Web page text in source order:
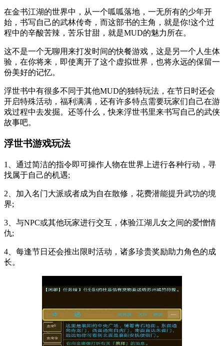
在金书江湖的世界中，从一个呱呱落地，一无所有的少年开
始，书写自己的武林传奇，而这部书的主角，就是你!这个过
程中的辛酸苦辣，苦乐甘甜，就是MUD的魅力所在。
这不是一个无聊用来打发时间的快餐游戏，这是另一个人生体
验，在你将来，即使离开了这个虚拟世界，也将永远的保留一
份美好的记忆。
浮世书中有很多不同于其他MUD的独特玩法，在节日时还会
开启特殊活动，福利满满，还有许多特点需要玩家们自己在游
戏过程中去发掘。还等什么，快来浮世书里来书写自己的武侠
故事吧。
浮世书游戏玩法
1、通过简洁的指令即可操作人物在世界上进行各种行动，寻
找属于自己的机遇;
2、加入名门大派或者成为自在散修，花费潜能提升武功的境
界;
3、与NPC或其他玩家进行交互，体验江湖儿女之间的爱憎情
仇;
4、每逢节日还会推出限时活动，诸多珍贵奖励助力角色的成
长。